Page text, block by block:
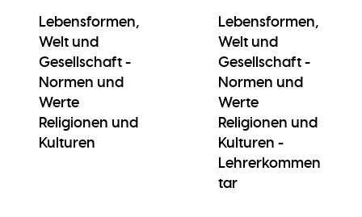
Lebensformen,
Welt und
Gesellschaft -
Normen und
Werte
Religionen und
Kulturen
Lebensformen,
Welt und
Gesellschaft -
Normen und
Werte
Religionen und
Kulturen -
Lehrerkommen
tar